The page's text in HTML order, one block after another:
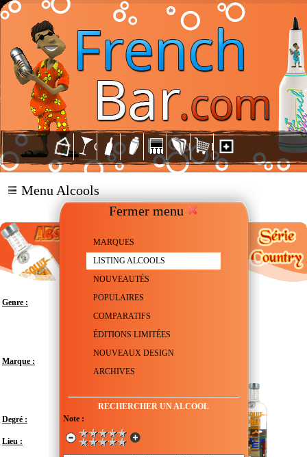
Fermer menu
MARQUES
LISTING ALCOOLS
NOUVEAUTÉS
POPULAIRES
COMPARATIFS
ÉDITIONS LIMITÉES
NOUVEAUX DESIGN
ARCHIVES
RECHERCHER UN ALCOOL
Note :
Menu Alcools
Genre : Vodka
Marque :
Degré :
Lieu : Suède - Scanie - Åhus